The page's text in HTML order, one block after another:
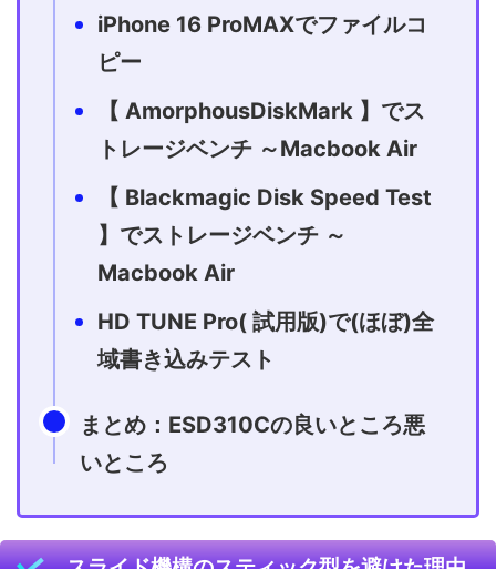
iPhone 16 ProMAXでファイルコ
ピー
【 AmorphousDiskMark 】でス
トレージベンチ ～Macbook Air
【 Blackmagic Disk Speed Test
】でストレージベンチ ～
Macbook Air
HD TUNE Pro( 試用版)で(ほぼ)全
域書き込みテスト
まとめ：ESD310Cの良いところ悪
いところ